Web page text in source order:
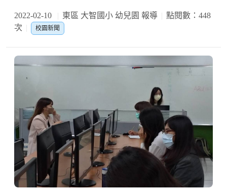
2022-02-10 東區 大智國小 幼兒園 報導
點閱數：448
次
校園新聞